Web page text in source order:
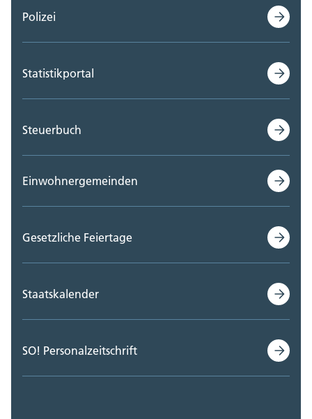
Polizei
Statistikportal
Steuerbuch
Einwohnergemeinden
Gesetzliche Feiertage
Staatskalender
SO! Personalzeitschrift